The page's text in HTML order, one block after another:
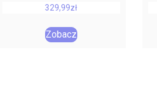
329,99zł
Zobacz